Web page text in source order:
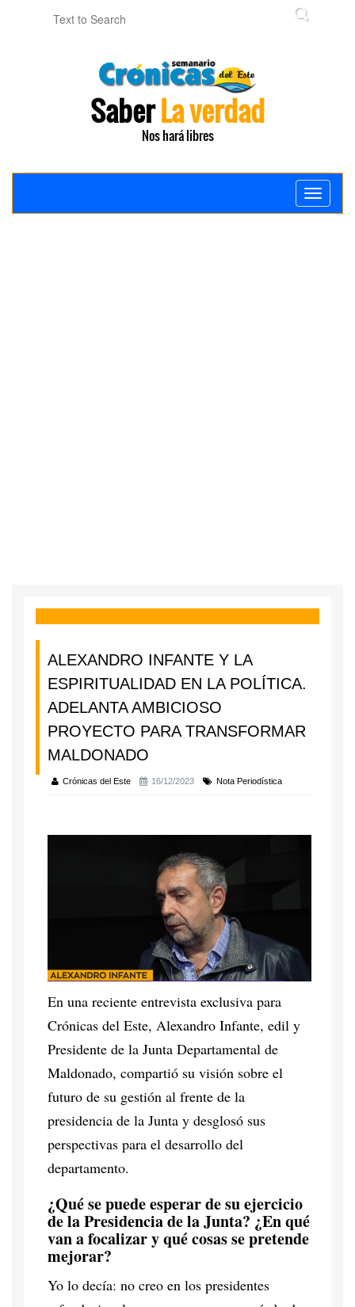
SaberLa verdad
Nos hará libres
Toggle
ALEXANDRO INFANTE Y LA
ESPIRITUALIDAD EN LA POLÍTICA.
ADELANTA AMBICIOSO
PROYECTO PARA TRANSFORMAR
MALDONADO
Crónicas del Este 16/12/2023 Nota Periodística
En una reciente entrevista exclusiva para
Crónicas del Este, Alexandro Infante, edil y
Presidente de la Junta Departamental de
Maldonado, compartió su visión sobre el
futuro de su gestión al frente de la
presidencia de la Junta y desglosó sus
perspectivas para el desarrollo del
departamento.
¿Qué se puede esperar de su ejercicio
de la Presidencia de la Junta? ¿En qué
van a focalizar y qué cosas se pretende
mejorar?
Yo lo decía: no creo en los presidentes